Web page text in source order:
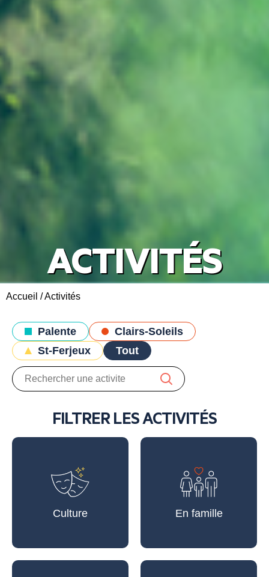
ACTIVITÉS
Accueil /Activités
Palente
Clairs-Soleils
St-Ferjeux
Tout
FILTRER LES ACTIVITÉS
Culture En famille